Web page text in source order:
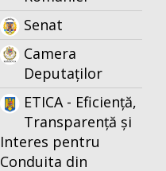
Senat
Camera
Deputaților
ETICA - Eficiență,
Transparență și
Interes pentru
Conduita din